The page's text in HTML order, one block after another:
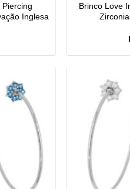
Inglesa
Brinco Love